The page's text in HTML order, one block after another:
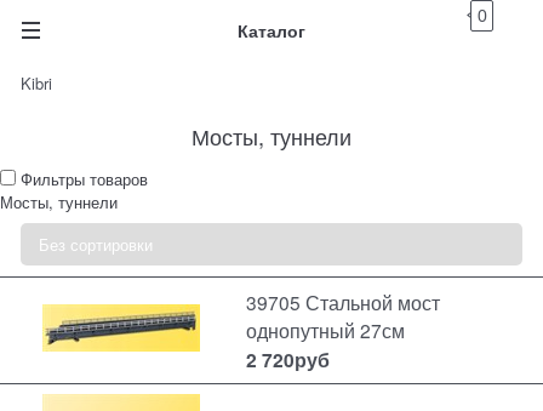
Каталог
0
Kibri
Мосты, туннели
Фильтры товаров
Мосты, туннели
39705 Стальной мост
однопутный 27см
2 720руб